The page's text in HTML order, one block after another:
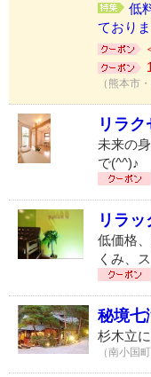
低
ており
（熊本市
リラ
未来の
で(^^)♪
リラッ
低価格
くみ、
秘境七
杉木立
（南小国